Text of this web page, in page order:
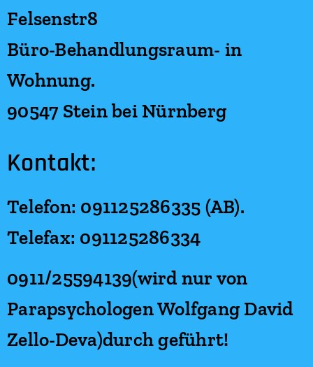
Felsenstr8
Büro-Behandlungsraum- in
Wohnung.
90547 Stein bei Nürnberg
Kontakt:
Telefon: 091125286335 (AB).
Telefax: 091125286334
0911/25594139(wird nur von
Parapsychologen Wolfgang David
Zello-Deva)durch geführt!